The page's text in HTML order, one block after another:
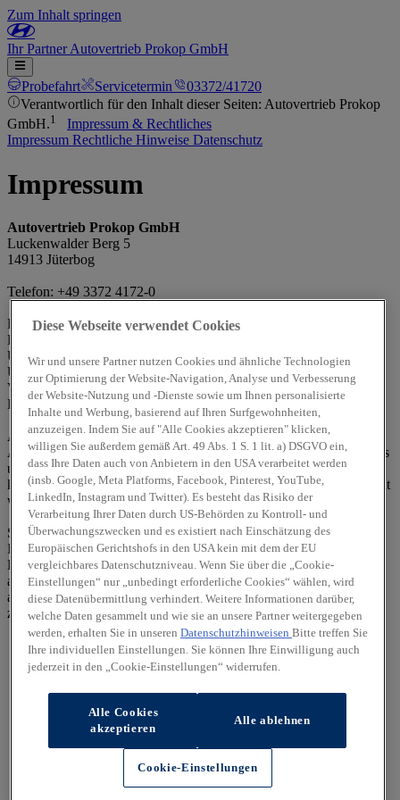
Zum Inhalt springen
IhrPartnerAutovertrieb Prokop GmbH
Probefahrt Servicetermin
03372/41720
Verantwortlich für den Inhalt dieser Seiten: Autovertrieb Prokop
GmbH.1
Impressum & Rechtliches
Impressum Rechtliche Hinweise Datenschutz
Impressum
Autovertrieb Prokop GmbH
Luckenwalder Berg 5
14913 Jüterbog
Telefon: +49 3372 4172-0
Handelsregisternr.: HRB 13588 P
Handelsregister und Registergericht: Amtsgericht Potsdam
Umsatzsteueridentifikationsnummer (gemäß §27a
Umsatzsteuergesetz): DE 290 985 640
Vertretungsberechtigte(r): Inhaber Thomas Prokop
E-Mail:info@autohaus-prokop.de
Alle Rechte vorbehalten. Texte, Bilder, Grafiken, Sound,
Animationen und Videos unterliegen dem Schutz des Urheberrechts
und anderer Schutzgesetze. Der Inhalt dieser Website darf nicht zu
kommerziellen Zwecken verbreitet oder Dritten zugänglich gemacht
werden. Irrtümer und Änderungen vorbehalten.
Sollten wir auf diesen Seiten Verknüpfungen zu anderen Seiten im
Internet angelegt haben, so haben wir auf sämtliche Links keinerlei
Einfluss. Deshalb distanzieren wir uns hiermit ausdrücklich von
allen Inhalten der verknüpften Seiten. Diese Erklärung gilt für alle
auf dieser Seite ausgebrachten Links und für alle Inhalte der Seiten,
zu denen ggf. Banner führen.
Diese Webseite verwendet Cookies
Wir und unsere Partner nutzen Cookies und ähnliche Technologien
zur Optimierung der Website-Navigation, Analyse und Verbesserung
der Website-Nutzung und -Dienste sowie um Ihnen personalisierte
Inhalte und Werbung, basierend auf Ihren Surfgewohnheiten,
anzuzeigen. Indem Sie auf "Alle Cookies akzeptieren" klicken,
willigen Sie außerdem gemäß Art. 49 Abs. 1 S. 1 lit. a) DSGVO ein,
dass Ihre Daten auch von Anbietern in den USA verarbeitet werden
(insb. Google, Meta Platforms, Facebook, Pinterest, YouTube,
LinkedIn, Instagram und Twitter). Es besteht das Risiko der
Verarbeitung Ihrer Daten durch US-Behörden zu Kontroll- und
Überwachungszwecken und es existiert nach Einschätzung des
Europäischen Gerichtshofs in den USA kein mit dem der EU
vergleichbares Datenschutzniveau. Wenn Sie über die „Cookie-
Einstellungen“ nur „unbedingt erforderliche Cookies“ wählen, wird
diese Datenübermittlung verhindert. Weitere Informationen darüber,
welche Daten gesammelt und wie sie an unsere Partner weitergegeben
werden, erhalten Sie in unseren Datenschutzhinweisen Bitte treffen Sie
Ihre individuellen Einstellungen. Sie können Ihre Einwilligung auch
jederzeit in den „Cookie-Einstellungen“ widerrufen.
Alle Cookies
akzeptieren
Alle ablehnen
Cookie-Einstellungen